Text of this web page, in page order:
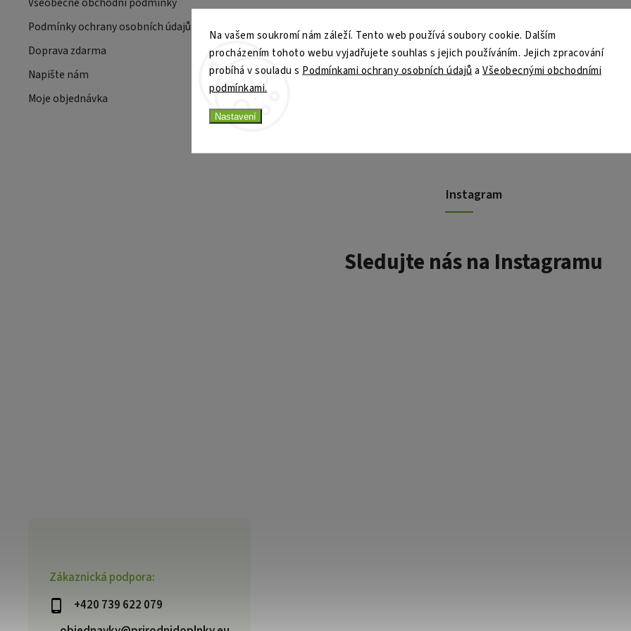
Na vašem soukromí nám záleží. Tento web používá soubory cookie. Dalším
procházením tohoto webu vyjadřujete souhlas s jejich používáním. Jejich zpracování
probíhá v souladu s Podmínkami ochrany osobních údajů a Všeobecnými obchodními
podmínkami.
Nastavení
Zákaznická podpora:
+420 739 622 079
Podmínky ochrany osobních údajů
Doprava zdarma
Napište nám
Moje objednávka
Instagram
Sledujte nás na Instagramu